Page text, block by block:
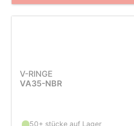
V-RINGE
VA35-NBR
50+ stücke auf Lager